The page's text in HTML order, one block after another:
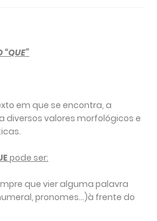
“QUE”
em que se encontra, a
diversos valores morfológicos e
pode ser:
que vier alguma palavra
pronomes...)à frente do